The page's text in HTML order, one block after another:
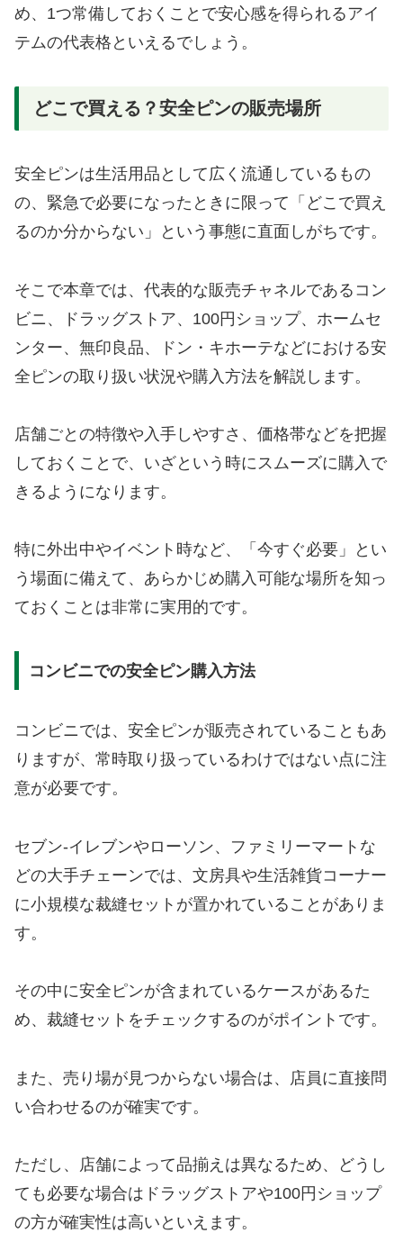
め、1つ常備しておくことで安心感を得られるアイ
テムの代表格といえるでしょう。
どこで買える？安全ピンの販売場所
安全ピンは生活用品として広く流通しているもの
の、緊急で必要になったときに限って「どこで買え
るのか分からない」という事態に直面しがちです。
そこで本章では、代表的な販売チャネルであるコン
ビニ、ドラッグストア、100円ショップ、ホームセ
ンター、無印良品、ドン・キホーテなどにおける安
全ピンの取り扱い状況や購入方法を解説します。
店舗ごとの特徴や入手しやすさ、価格帯などを把握
しておくことで、いざという時にスムーズに購入で
きるようになります。
特に外出中やイベント時など、「今すぐ必要」とい
う場面に備えて、あらかじめ購入可能な場所を知っ
ておくことは非常に実用的です。
コンビニでの安全ピン購入方法
コンビニでは、安全ピンが販売されていることもあ
りますが、常時取り扱っているわけではない点に注
意が必要です。
セブン-イレブンやローソン、ファミリーマートな
どの大手チェーンでは、文房具や生活雑貨コーナー
に小規模な裁縫セットが置かれていることがありま
す。
その中に安全ピンが含まれているケースがあるた
め、裁縫セットをチェックするのがポイントです。
また、売り場が見つからない場合は、店員に直接問
い合わせるのが確実です。
ただし、店舗によって品揃えは異なるため、どうし
ても必要な場合はドラッグストアや100円ショップ
の方が確実性は高いといえます。